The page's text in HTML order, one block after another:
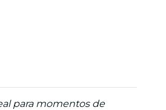
para momentos de